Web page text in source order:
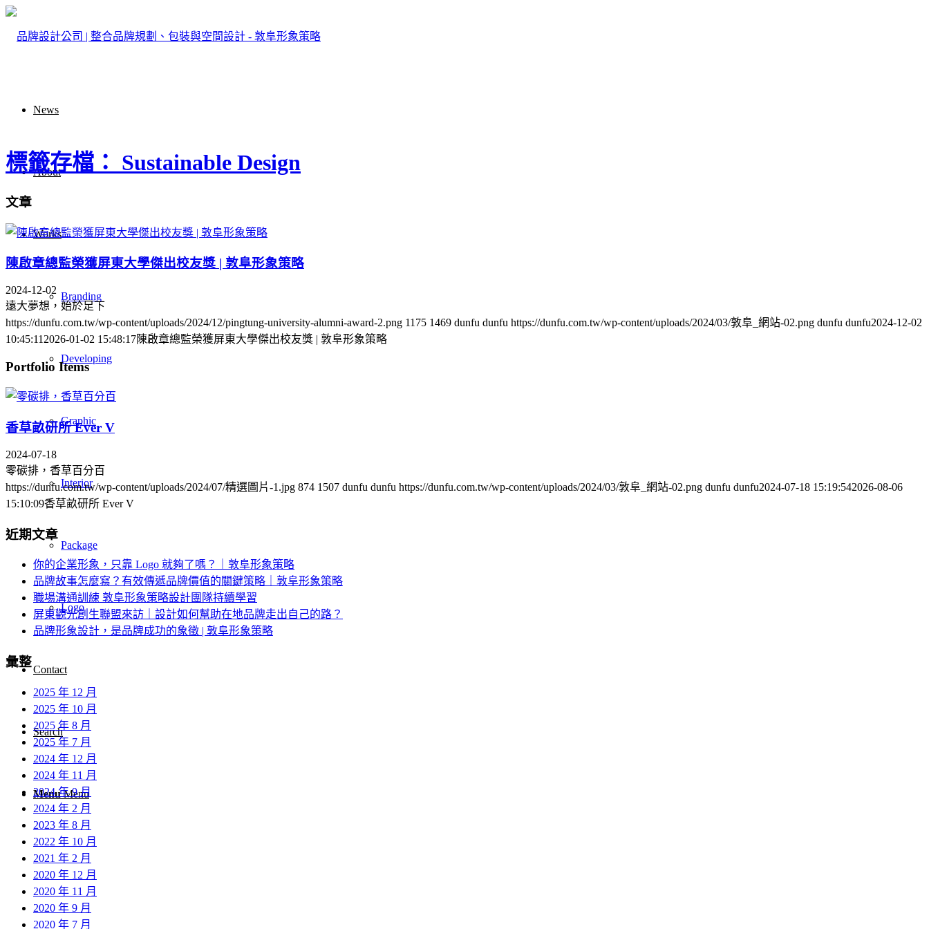
News
About
Works
Branding
Developing
Graphic
Interior
Package
Logo
Contact
Search
Menu Menu
標籤存檔： Sustainable Design
文章
陳啟章總監榮獲屏東大學傑出校友獎 | 敦阜形象策略
2024-12-02
遠大夢想，始於足下
https://dunfu.com.tw/wp-content/uploads/2024/12/pingtung-university-alumni-award-2.png 1175 1469 dunfu dunfu https://dunfu.com.tw/wp-content/uploads/2024/03/敦阜_網站-02.png dunfu dunfu2024-12-02
10:45:11 2026-01-02 15:48:17陳啟章總監榮獲屏東大學傑出校友獎 | 敦阜形象策略
Portfolio Items
香草畝研所 Ever V
2024-07-18
零碳排，香草百分百
https://dunfu.com.tw/wp-content/uploads/2024/07/精選圖片-1.jpg 874 1507 dunfu dunfu https://dunfu.com.tw/wp-content/uploads/2024/03/敦阜_網站-02.png dunfu dunfu2024-07-18 15:19:542026-08-06
15:10:09香草畝研所 Ever V
近期文章
你的企業形象，只靠 Logo 就夠了嗎？｜敦阜形象策略
品牌故事怎麼寫？有效傳遞品牌價值的關鍵策略｜敦阜形象策略
職場溝通訓練 敦阜形象策略設計團隊持續學習
屏東觀光創生聯盟來訪｜設計如何幫助在地品牌走出自己的路？
品牌形象設計，是品牌成功的象徵 | 敦阜形象策略
彙整
2025 年 12 月
2025 年 10 月
2025 年 8 月
2025 年 7 月
2024 年 12 月
2024 年 11 月
2024 年 9 月
2024 年 2 月
2023 年 8 月
2022 年 10 月
2021 年 2 月
2020 年 12 月
2020 年 11 月
2020 年 9 月
2020 年 7 月